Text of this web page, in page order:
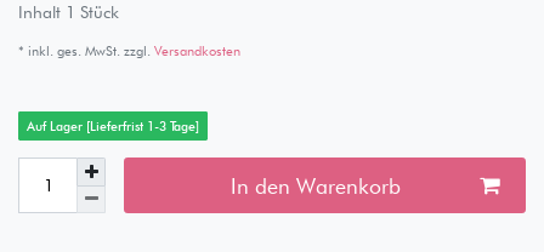
Inhalt 1 Stück
* inkl. ges. MwSt. zzgl. Versandkosten
Auf Lager [Lieferfrist 1-3 Tage]
In den Warenkorb